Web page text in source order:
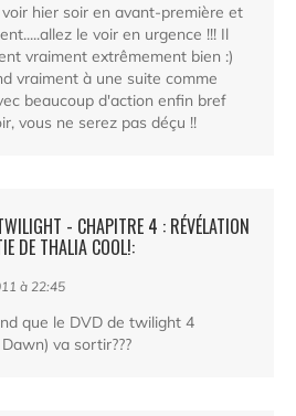
voir hier soir en avant-première et
le voir en urgence !!! Il
vraiment extrêmement bien :)
vraiment à une suite comme
beaucoup d'action enfin bref
vous ne serez pas déçu !!
- CHAPITRE 4 : RÉVÉLATION
DE THALIA COOL!:
à 22:45
que le DVD de twilight 4
va sortir???